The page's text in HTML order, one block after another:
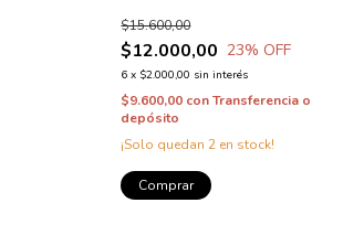
$12.000,00
$15.600,00
23% OFF
6 x $2.000,00 sin interés
$9.600,00 con Transferencia o
depósito
¡Solo quedan2 en stock!
Comprar